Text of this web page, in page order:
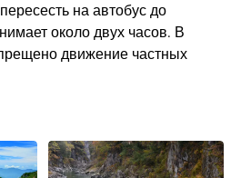
на автобус до
около двух часов. В
движение частных